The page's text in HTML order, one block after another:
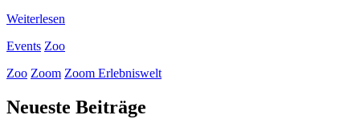
Weiterlesen
Events Zoo
Zoo Zoom Zoom Erlebniswelt
Primäre
Neueste Beiträge